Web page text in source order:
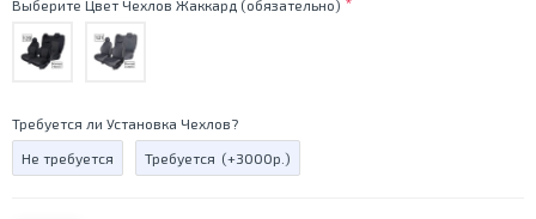
Выберите Цвет Чехлов Жаккард (обязательно)
Требуется ли Установка Чехлов?
Не требуется Требуется (+3000р.)